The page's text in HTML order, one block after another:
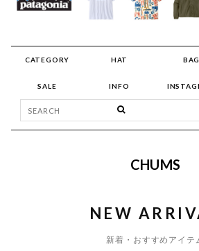
CATEGORY HAT BAG
SALE INFO
CHUMS
NEW
新着・おすすめアイテ